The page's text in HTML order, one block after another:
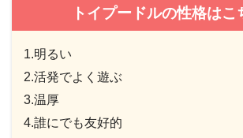
トイプードルの性格はこ
1.明るい
2.活発でよく遊ぶ
3.温厚
4.誰にでも友好的